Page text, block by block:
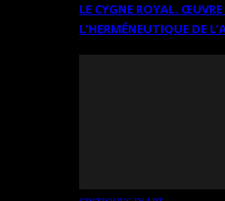
LE CYGNE ROYAL.
L’HERMÉNEUTIQUE DE